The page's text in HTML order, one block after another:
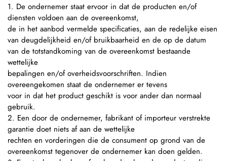
1. De ondernemer staat ervoor in dat de producten en/of
diensten voldoen aan de overeenkomst,
de in het aanbod vermelde specificaties, aan de redelijke eisen
van deugdelijkheid en/of bruikbaarheid en de op de datum
van de totstandkoming van de overeenkomst bestaande
wettelijke
bepalingen en/of overheidsvoorschriften. Indien
overeengekomen staat de ondernemer er tevens
voor in dat het product geschikt is voor ander dan normaal
gebruik.
2. Een door de ondernemer, fabrikant of importeur verstrekte
garantie doet niets af aan de wettelijke
rechten en vorderingen die de consument op grond van de
overeenkomst tegenover de ondernemer kan doen gelden.